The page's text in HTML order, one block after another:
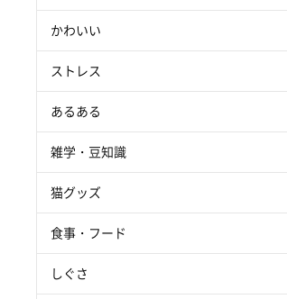
かわいい
ストレス
あるある
雑学・豆知識
猫グッズ
食事・フード
しぐさ